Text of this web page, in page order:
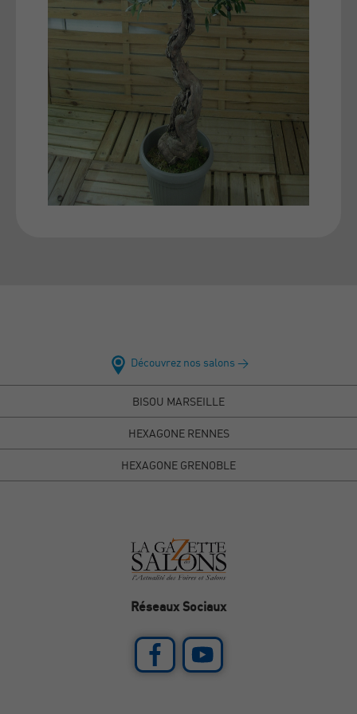
Découvrez nos salons >
BISOU MARSEILLE
HEXAGONE RENNES
HEXAGONE GRENOBLE
Réseaux Sociaux